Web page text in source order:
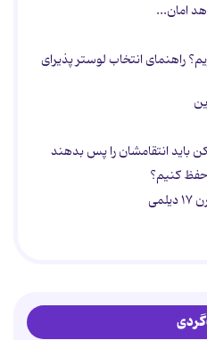
امان...
راهنمای انتخاب لوستر پذیرای
حفظ کنیم؟